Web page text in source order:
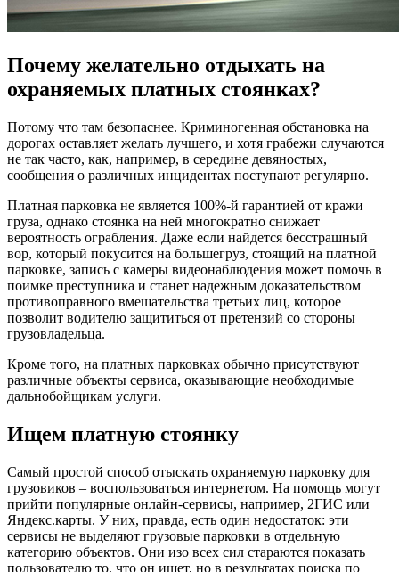
Почему желательно отдыхать на
охраняемых платных стоянках?
Потому что там безопаснее. Криминогенная обстановка на
дорогах оставляет желать лучшего, и хотя грабежи случаются
не так часто, как, например, в середине девяностых,
сообщения о различных инцидентах поступают регулярно.
Платная парковка не является 100%-й гарантией от кражи
груза, однако стоянка на ней многократно снижает
вероятность ограбления. Даже если найдется бесстрашный
вор, который покусится на большегруз, стоящий на платной
парковке, запись с камеры видеонаблюдения может помочь в
поимке преступника и станет надежным доказательством
противоправного вмешательства третьих лиц, которое
позволит водителю защититься от претензий со стороны
грузовладельца.
Кроме того, на платных парковках обычно присутствуют
различные объекты сервиса, оказывающие необходимые
дальнобойщикам услуги.
Ищем платную стоянку
Самый простой способ отыскать охраняемую парковку для
грузовиков – воспользоваться интернетом. На помощь могут
прийти популярные онлайн-сервисы, например, 2ГИС или
Яндекс.карты. У них, правда, есть один недостаток: эти
сервисы не выделяют грузовые парковки в отдельную
категорию объектов. Они изо всех сил стараются показать
пользователю то, что он ищет, но в результатах поиска по